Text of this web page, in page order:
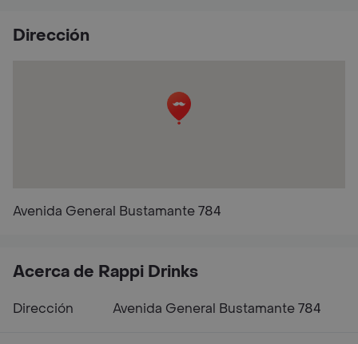
Dirección
Avenida General Bustamante 784
Acerca de Rappi Drinks
Dirección Avenida General Bustamante 784